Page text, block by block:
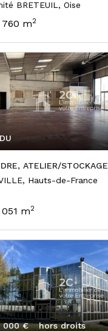
BRETEUIL, Oise
760 m2
ATELIER/STOCKAGE
Hauts-de-France
m2
000 € hors droits